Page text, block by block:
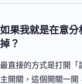
如果我就是在意分
掉？
最直接的方式是打開「
主開關，這個開關一開